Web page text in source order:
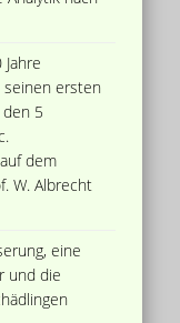
seinen ersten
5
dem
W. Albrecht
eine
und die